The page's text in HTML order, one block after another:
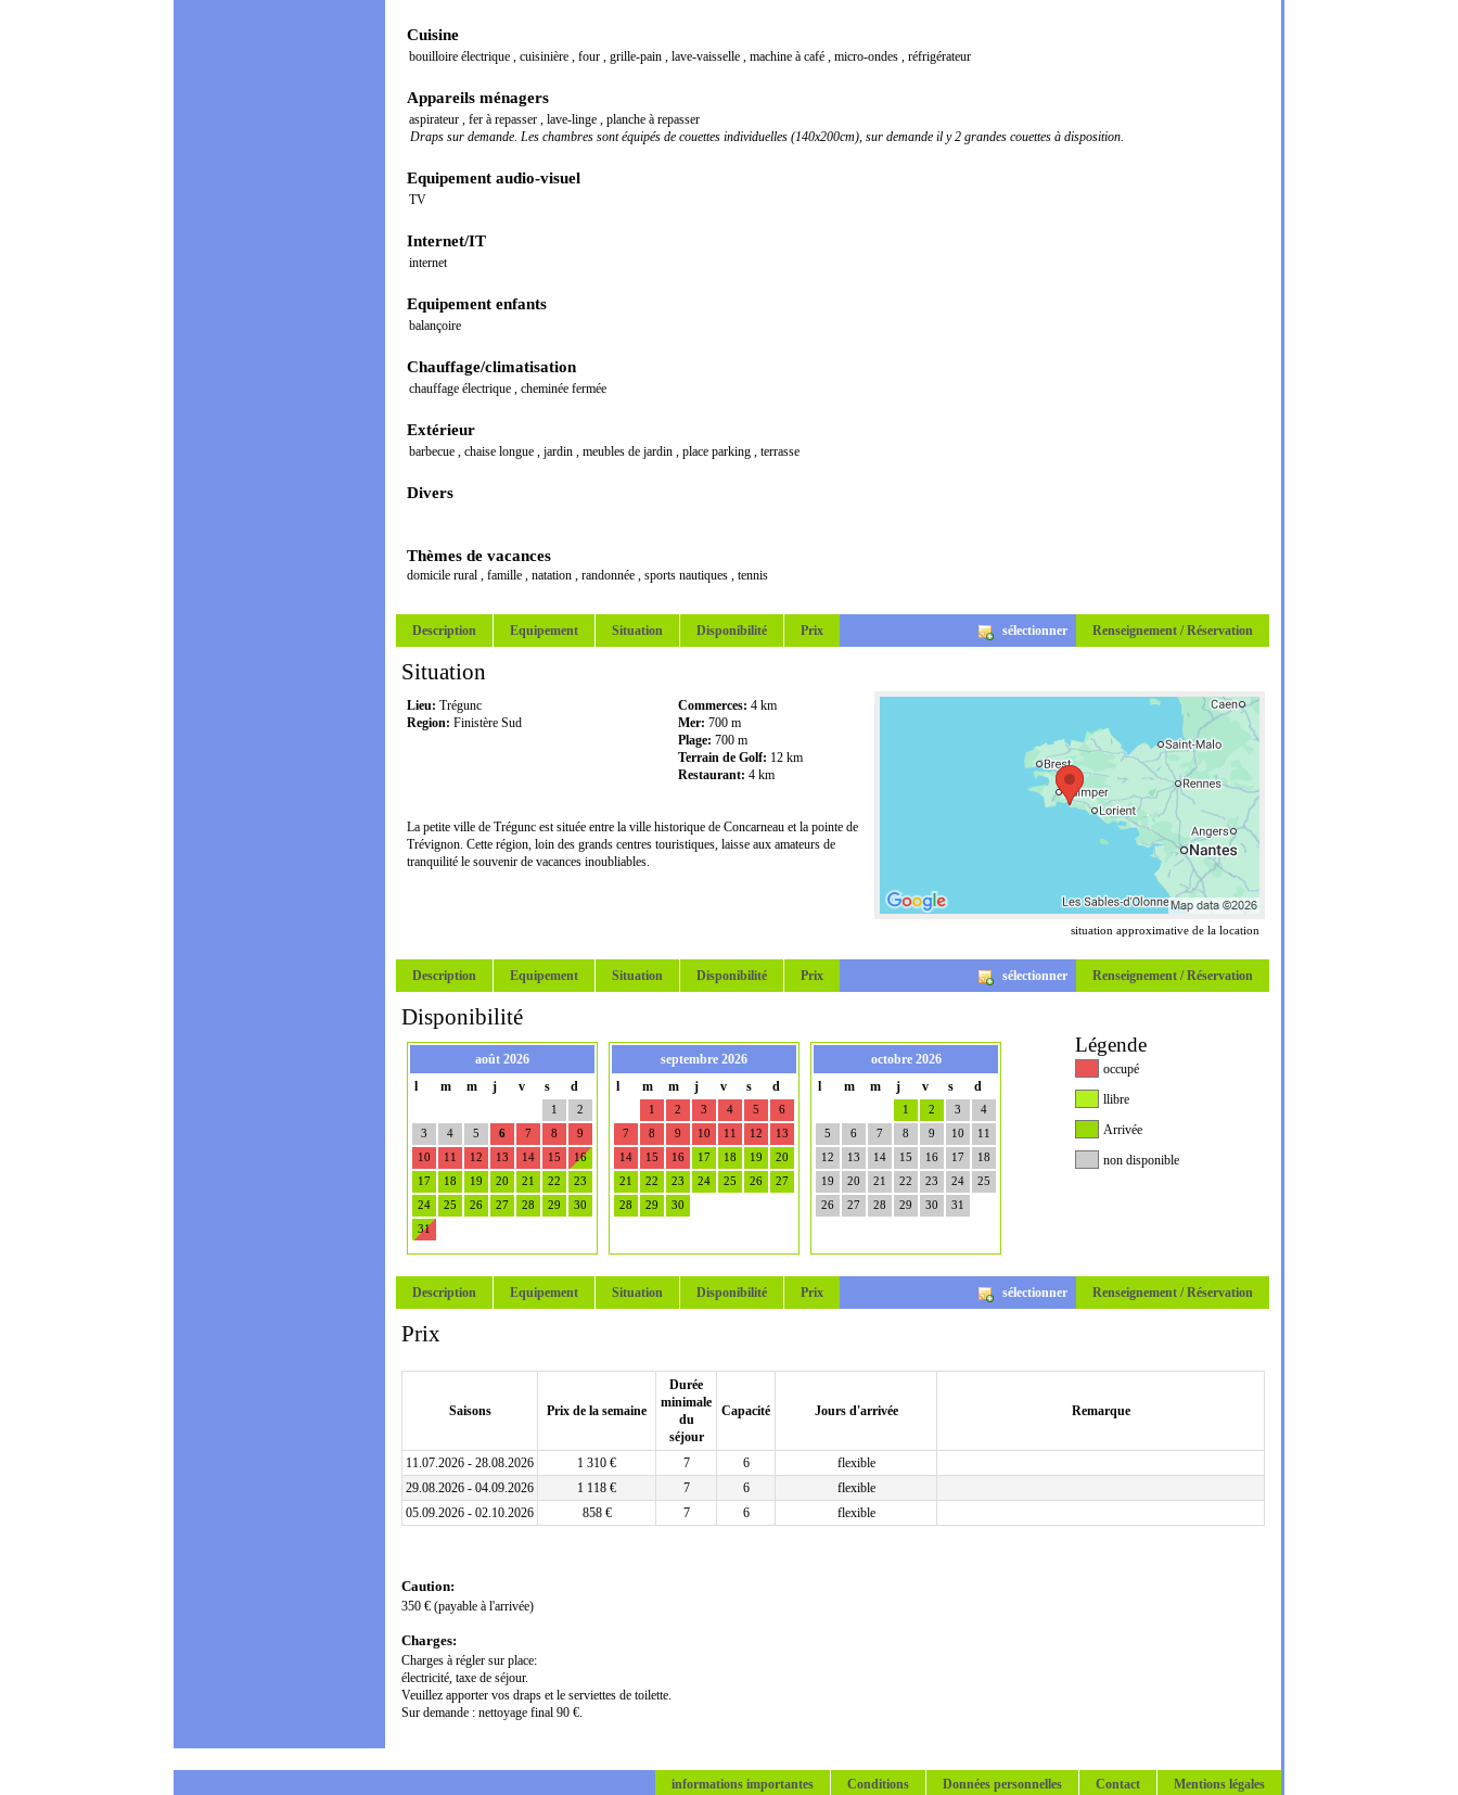
Cuisine
bouilloire électrique , cuisinière , four , grille-pain , lave-vaisselle , machine à café , micro-ondes , réfrigérateur
Appareils ménagers
aspirateur , fer à repasser , lave-linge , planche à repasser
Draps sur demande. Les chambres sont équipés de couettes individuelles (140x200cm), sur demande il y 2 grandes couettes à disposition.
Equipement audio-visuel
TV
Internet/IT
internet
Equipement enfants
balançoire
Chauffage/climatisation
chauffage électrique , cheminée fermée
Extérieur
barbecue , chaise longue , jardin , meubles de jardin , place parking , terrasse
Divers
Thèmes de vacances
domicile rural , famille , natation , randonnée , sports nautiques , tennis
Description Equipement Situation Disponibilité Prix Renseignement / Réservation
sélectionner
Situation
situation approximative de la location
Lieu: Trégunc
Region: Finistère Sud
Commerces: 4 km
Mer: 700 m
Plage: 700 m
Terrain de Golf: 12 km
Restaurant: 4 km
La petite ville de Trégunc est située entre la ville historique de Concarneau et la pointe de
Trévignon. Cette région, loin des grands centres touristiques, laisse aux amateurs de
tranquilité le souvenir de vacances inoubliables.
Description Equipement Situation Disponibilité Prix Renseignement / Réservation
sélectionner
Disponibilité
Légende
occupé
llibre
Arrivée
non disponible
août 2026
l
m m j v s d
1
2
3
4 5 6 7 8
9
10
11 12 13 14 15
16
17
18 19 20 21 22
23
24
25 26 27 28 29
30
31
septembre 2026
l
m m j v s d
1 2 3 4 5
6
7
8 9 10 11 12
13
14
15 16 17 18 19
20
21
22 23 24 25 26
27
28
29 30
octobre 2026
l
m m j v s d
1 2 3
4
5
6 7 8 9 10
11
12
13 14 15 16 17
18
19
20 21 22 23 24
25
26
27 28 29 30 31
Description Equipement Situation Disponibilité Prix Renseignement / Réservation
sélectionner
Prix
Saisons Prix de la semaine
Durée
minimale
du
séjour
Capacité Jours d'arrivée Remarque
11.07.2026 - 28.08.2026 1 310 € 7 6
flexible
29.08.2026 - 04.09.2026
1 118 € 7 6
flexible
05.09.2026 - 02.10.2026
858 € 7 6 flexible
Caution:
350 € (payable à l'arrivée)
Charges:
Charges à régler sur place:
électricité, taxe de séjour.
Veuillez apporter vos draps et le serviettes de toilette.
Sur demande : nettoyage final 90 €.
informations importantes Conditions Données personnelles Contact Mentions légales